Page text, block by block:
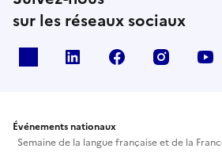
sur les réseaux sociaux
Linkedin Facebook
Événements nationaux
Semaine de la langue française et de la